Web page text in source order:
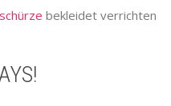
bekleidet verrichten